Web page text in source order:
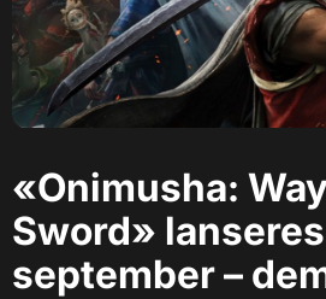
«Onimusha:
Sword»
september –